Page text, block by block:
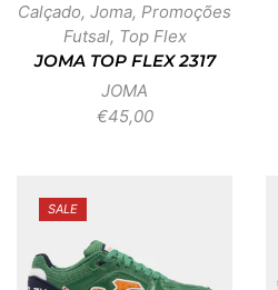
Calçado, Joma, Promoções
Futsal, Top Flex
JOMA TOP FLEX 2317
JOMA
€45,00
SALE